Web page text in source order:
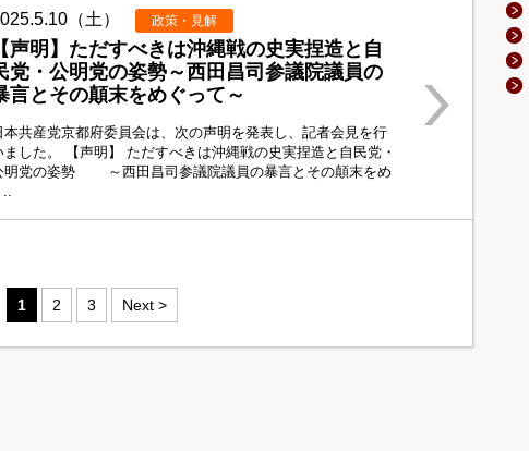
（土） 政策・見解
声明】ただすべきは沖縄戦の史実捏造と自
党・公明党の姿勢～西田昌司参議院議員の
言とその顛末をめぐって～
本共産党京都府委員会は、次の声明を発表し、記者会見を行
ました。 【声明】 ただすべきは沖縄戦の史実捏造と自民党・
明党の姿勢 ～西田昌司参議院議員の暴言とその顛末をめ
1 2 3 Next >